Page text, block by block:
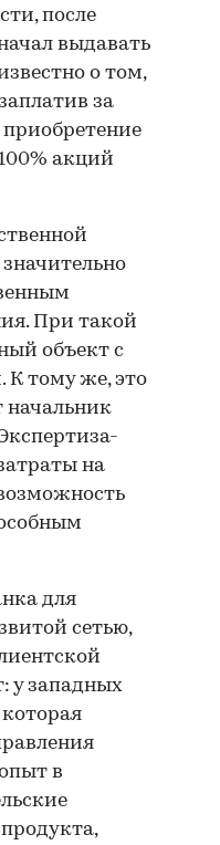
после
выдавать
о том,
за
приобретение
акций
При такой
объект с
К тому же, это
начальник
на
для
сетью,
у западных
в